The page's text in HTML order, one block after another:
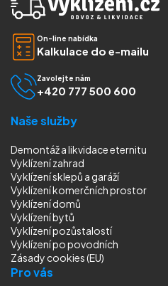
On-line nabídka
Kalkulace do e-mailu
Zavolejte nám
+420 777 500 600
Naše služby
Demontáž a likvidace eternitu
Vyklízení zahrad
Vyklízení sklepů a garáží
Vyklízení komerčních prostor
Vyklízení domů
Vyklízení bytů
Vyklízení pozůstalostí
Vyklízenípo povodních
Zásady cookies (EU)
Pro vás